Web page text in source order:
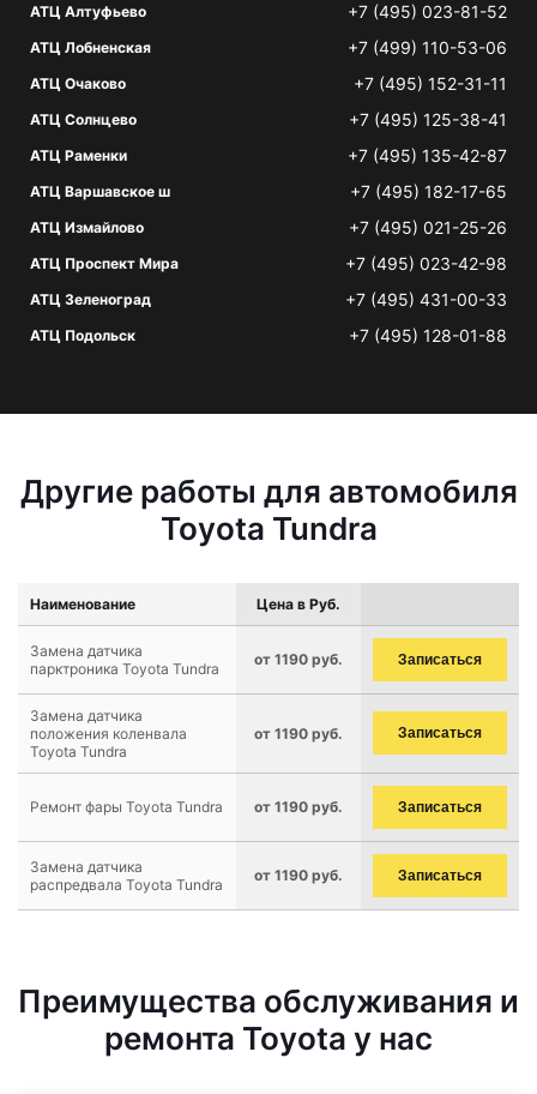
АТЦ Алтуфьево +7 (495) 023-81-52
АТЦ Лобненская +7 (499) 110-53-06
АТЦ Очаково +7 (495) 152-31-11
АТЦ Солнцево +7 (495) 125-38-41
АТЦ Раменки +7 (495) 135-42-87
АТЦ Варшавское ш +7 (495) 182-17-65
АТЦ Измайлово +7 (495) 021-25-26
АТЦ Проспект Мира +7 (495) 023-42-98
АТЦ Зеленоград +7 (495) 431-00-33
АТЦ Подольск +7 (495) 128-01-88
Другие работы для автомобиля
Toyota Tundra
Наименование Цена в Руб.
Замена датчика
парктроника Toyota Tundra
от 1190 руб. Записаться
Замена датчика
положения коленвала
Toyota Tundra
от 1190 руб. Записаться
Ремонт фары Toyota Tundra от 1190 руб. Записаться
Замена датчика
распредвала Toyota Tundra
от 1190 руб. Записаться
Преимущества обслуживания и
ремонта Toyota у нас